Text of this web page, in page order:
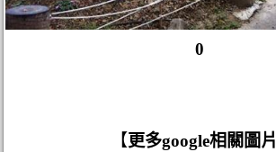
0
【更多google相關圖片